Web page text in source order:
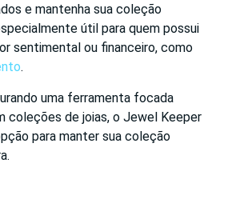
e mantenha sua coleção
útil para quem possui
sentimental ou financeiro, como
.
uma ferramenta focada
coleções de joias, o Jewel Keeper
para manter sua coleção